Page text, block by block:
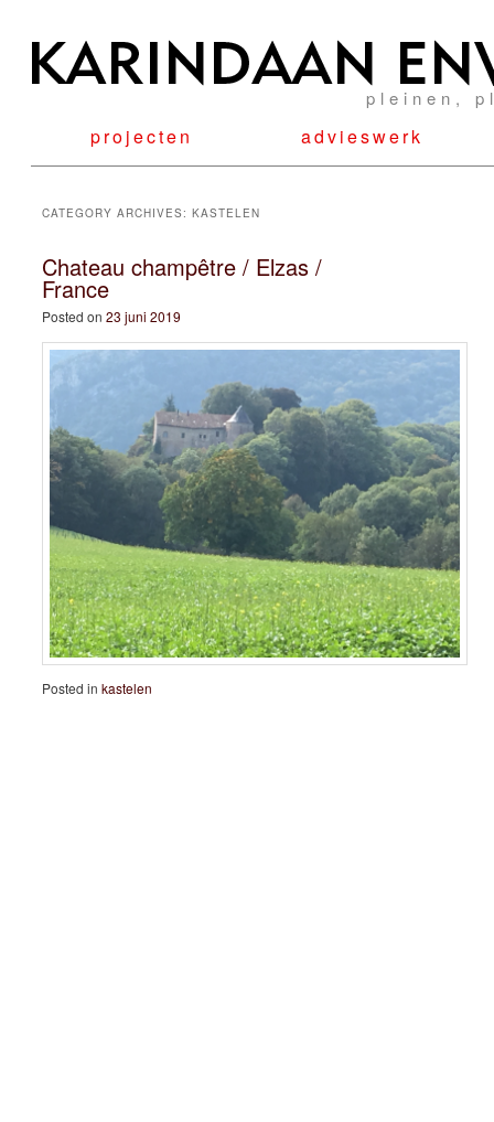
pleinen,
projecten advieswerk
CATEGORY ARCHIVES: KASTELEN
Chateau champêtre / Elzas /
France
Posted on 23 juni 2019
Posted in kastelen